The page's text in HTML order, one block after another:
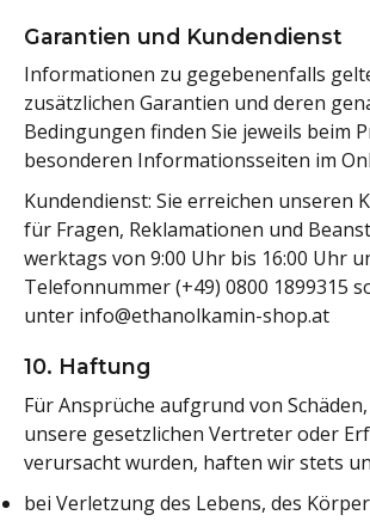
Garantien und Kundendienst
Informationen zu gegebenenfalls
zusätzlichen Garantien und deren
Bedingungen finden Sie jeweils beim
besonderen Informationsseiten im
Kundendienst: Sie erreichen unseren
für Fragen, Reklamationen und
werktags von 9:00 Uhr bis 16:00 Uhr
Telefonnummer (+49) 0800 1899315
unter info@ethanolkamin-shop.at
10. Haftung
Für Ansprüche aufgrund von
unsere gesetzlichen Vertreter oder
verursacht wurden, haften wir stets
bei Verletzung des Lebens, des